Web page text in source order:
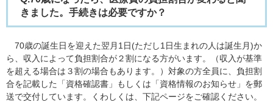
きました。手続きは必要ですか？
70歳の誕生日を迎えた翌月1日(ただし1日生まれの人は誕生月)か
ら、収入によって負担割合が２割になる方がいます。（収入が基準
を超える場合は３割の場合もあります。）対象の方全員に、負担割
合を記載した「資格確認書」もしくは「資格情報のお知らせ」を郵
送で交付しています。くわしくは、下記ページをご確認ください。